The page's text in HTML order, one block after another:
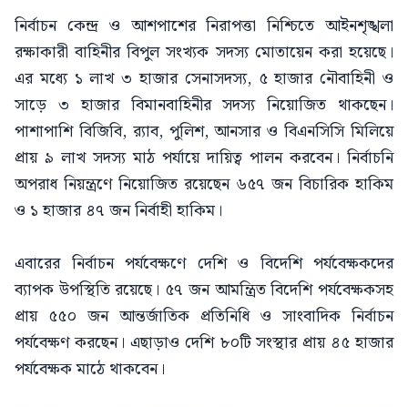
নির্বাচন কেন্দ্র ও আশপাশের নিরাপত্তা নিশ্চিতে আইনশৃঙ্খলা
রক্ষাকারী বাহিনীর বিপুল সংখ্যক সদস্য মোতায়েন করা হয়েছে।
এর মধ্যে ১ লাখ ৩ হাজার সেনাসদস্য, ৫ হাজার নৌবাহিনী ও
সাড়ে ৩ হাজার বিমানবাহিনীর সদস্য নিয়োজিত থাকছেন।
পাশাপাশি বিজিবি, র‍্যাব, পুলিশ, আনসার ও বিএনসিসি মিলিয়ে
প্রায় ৯ লাখ সদস্য মাঠ পর্যায়ে দায়িত্ব পালন করবেন। নির্বাচনি
অপরাধ নিয়ন্ত্রণে নিয়োজিত রয়েছেন ৬৫৭ জন বিচারিক হাকিম
ও ১ হাজার ৪৭ জন নির্বাহী হাকিম।
এবারের নির্বাচন পর্যবেক্ষণে দেশি ও বিদেশি পর্যবেক্ষকদের
ব্যাপক উপস্থিতি রয়েছে। ৫৭ জন আমন্ত্রিত বিদেশি পর্যবেক্ষকসহ
প্রায় ৫৫০ জন আন্তর্জাতিক প্রতিনিধি ও সাংবাদিক নির্বাচন
পর্যবেক্ষণ করছেন। এছাড়াও দেশি ৮০টি সংস্থার প্রায় ৪৫ হাজার
পর্যবেক্ষক মাঠে থাকবেন।